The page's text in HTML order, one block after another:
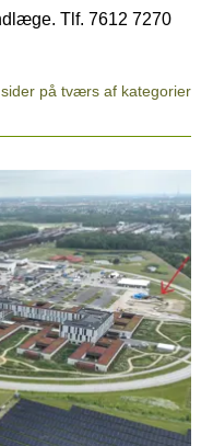
Tlf. 7612 7270
på tværs af kategorier